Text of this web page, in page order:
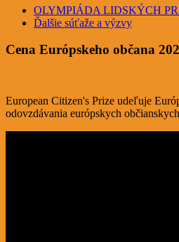
OLYMPIÁDA LIDSKÝCH
Ďalšie súťaže a výzvy
Cena Európskeho občana
European Citizen's Prize udeľuje
odovzdávania európskych